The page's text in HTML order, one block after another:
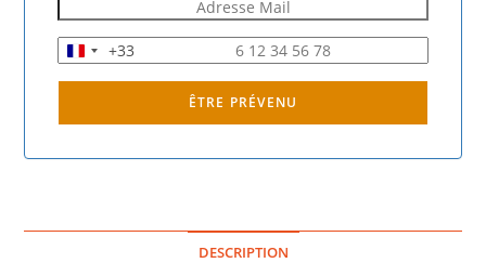
F
r
n
3
+33
ÊTRE PRÉVENU
DESCRIPTION